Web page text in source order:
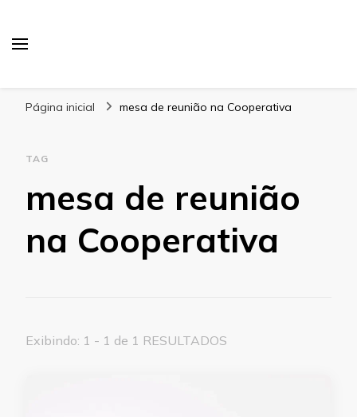
Página inicial mesa de reunião na Cooperativa
TAG
mesa de reunião
na Cooperativa
Exibindo: 1 - 1 de 1 RESULTADOS